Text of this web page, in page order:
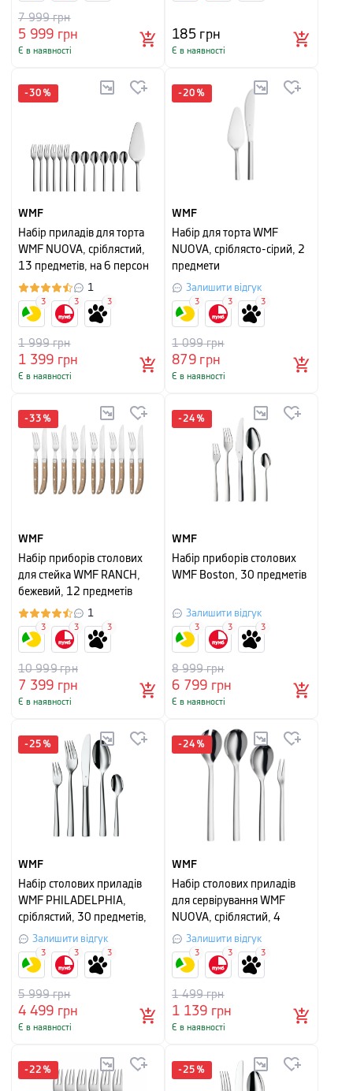
5 999 грн
7 999грн
Є в наявності
185грн
Є в наявності
-30 %
WMF
Набір приладів для торта
WMF NUOVA, сріблястий,
13 предметів, на 6 персон
1
1 399 грн
1 999грн
Є в наявності
3 3 3
-20 %
WMF
Набір для торта WMF
NUOVA, сріблясто-сірий, 2
предмети
Залишити відгук
879грн
1 099грн
Є в наявності
3 3 3
-33 %
WMF
Набір приборів столових
для стейка WMF RANCH,
бежевий, 12 предметів
1
7 399 грн
10 999грн
Є в наявності
3 3 3
-24 %
WMF
Набір приборів столових
WMF Boston, 30 предметів
Залишити відгук
6 799 грн
8 999грн
Є в наявності
3 3 3
-25 %
WMF
Набір столових приладів
WMF PHILADELPHIA,
сріблястий, 30 предметів,
на 6 персон
Залишити відгук
4 499 грн
5 999грн
Є в наявності
3 3 3
-24 %
WMF
Набір столових приладів
для сервірування WMF
NUOVA, сріблястий, 4
предмети
Залишити відгук
1 139 грн
1 499грн
Є в наявності
3 3 3
-22 % -25 %